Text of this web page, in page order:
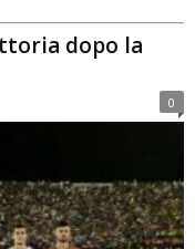
dopo la
0